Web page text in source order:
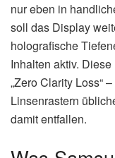
nur eben in
soll das Display
holografische
Inhalten aktiv.
„Zero Clarity Loss“
Linsenrastern
damit entfallen.